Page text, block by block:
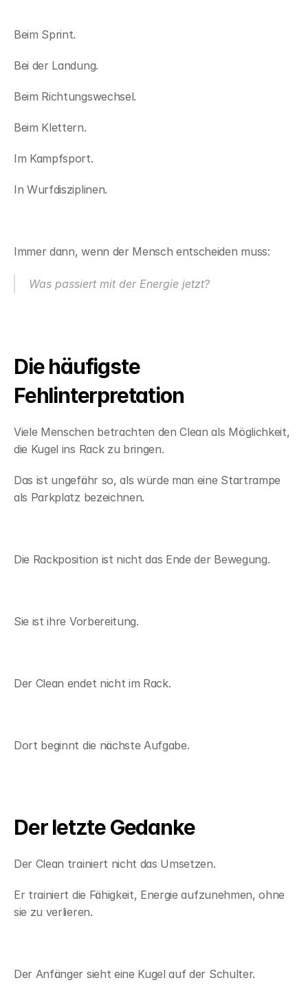
Beim Sprint.
Bei der Landung.
Beim Richtungswechsel.
Beim Klettern.
Im Kampfsport.
In Wurfdisziplinen.
Immer dann, wenn der Mensch entscheiden muss:
Was passiert mit der Energie jetzt?
Die häufigste
Fehlinterpretation
Viele Menschen betrachten den Clean als Möglichkeit,
die Kugel ins Rack zu bringen.
Das ist ungefähr so, als würde man eine Startrampe
als Parkplatz bezeichnen.
Die Rackposition ist nicht das Ende der Bewegung.
Sie ist ihre Vorbereitung.
Der Clean endet nicht im Rack.
Dort beginnt die nächste Aufgabe.
Der letzte Gedanke
Der Clean trainiert nicht das Umsetzen.
Er trainiert die Fähigkeit, Energie aufzunehmen, ohne
sie zu verlieren.
Der Anfänger sieht eine Kugel auf der Schulter.